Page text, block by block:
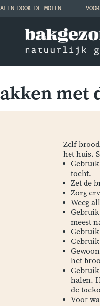
DOOR DE MOLEN
met
Zelf
het huis.
tocht.
Zet de
Zorg
Weeg
meest
het
halen.
de
Voor